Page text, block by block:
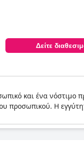
Δείτε
και ένα νόστιμο
προσωπικού. Η